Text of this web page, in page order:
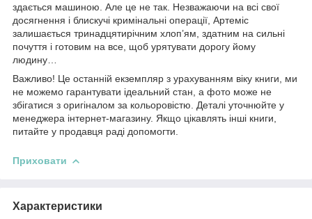
здається машиною. Але це не так. Незважаючи на всі свої
досягнення і блискучі кримінальні операції, Артеміс
залишається тринадцятирічним хлоп’ям, здатним на сильні
почуття і готовим на все, щоб урятувати дорогу йому
людину…
Важливо! Це останній екземпляр з урахуванням віку книги, ми
не можемо гарантувати ідеальний стан, а фото може не
збігатися з оригіналом за кольоровістю. Деталі уточнюйте у
менеджера інтернет-магазину. Якщо цікавлять інші книги,
питайте у продавця раді допомогти.
Приховати
Характеристики